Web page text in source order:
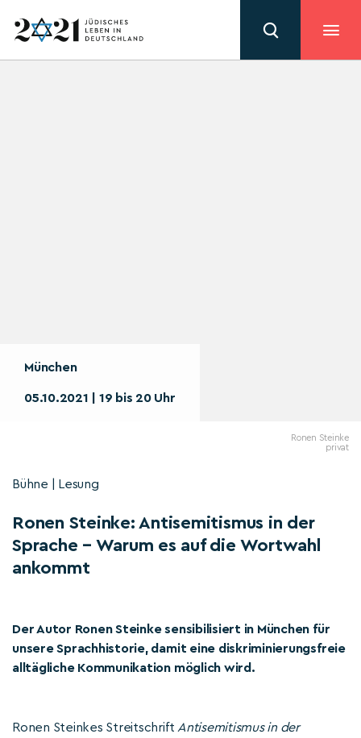
München
05.10.2021 | 19 bis 20 Uhr
Ronen Steinke
privat
Bühne | Lesung
Ronen Steinke: Antisemitismus in der
Sprache – Warum es auf die Wortwahl
ankommt
Der Autor Ronen Steinke sensibilisiert in München für
unsere Sprachhistorie, damit eine diskriminierungsfreie
alltägliche Kommunikation möglich wird.
Ronen Steinkes Streitschrift Antisemitismus in der